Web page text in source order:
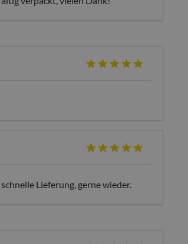
Lieferung, gerne wieder.